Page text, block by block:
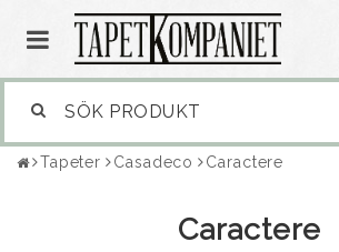
Tapeter Casadeco Caractere
Caractere